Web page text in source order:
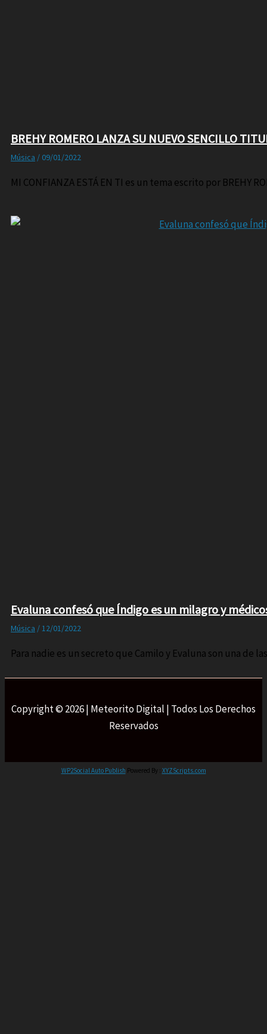
BREHY ROMERO LANZA SU NUEVO SENCILLO
Música / 09/01/2022
MI CONFIANZA ESTÁ EN TI es un tema escrito por
Evaluna confesó que Índigo es un milagro y
Música /12/01/2022
Para nadie es un secreto que Camilo y Evaluna son una de
Copyright © 2026 | Meteorito Digital | Todos Los Derechos
Reservados
WP2Social Auto Publish Powered By : XYZScripts.com